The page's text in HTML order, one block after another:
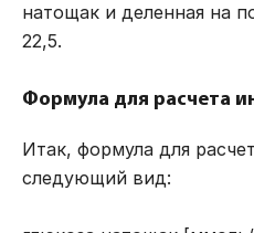
натощак и деленная на
22,5.
Формула для расчета
Итак, формула для
следующий вид: